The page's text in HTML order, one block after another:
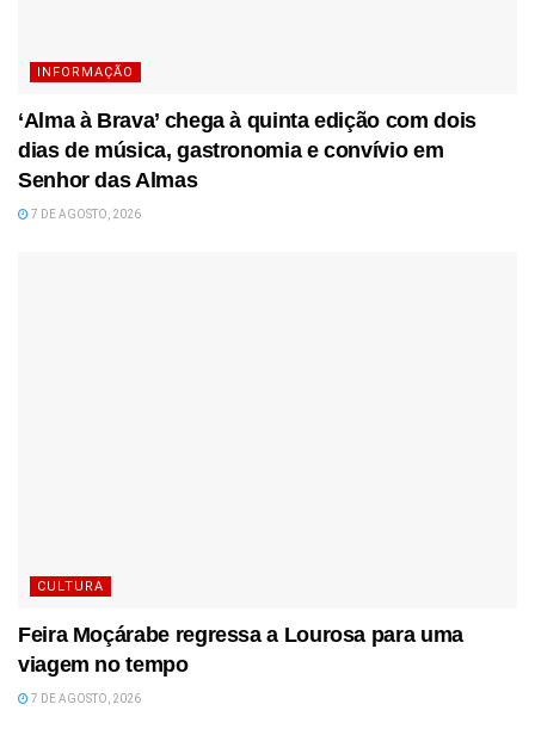
INFORMAÇÃO
‘Alma à Brava’ chega à quinta edição com dois
dias de música, gastronomia e convívio em
Senhor das Almas
7 DE AGOSTO, 2026
CULTURA
Feira Moçárabe regressa a Lourosa para uma
viagem no tempo
7 DE AGOSTO, 2026